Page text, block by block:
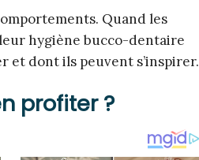
Quand les
hygiène bucco-dentaire
et dont ils peuvent s’inspirer.
profiter ?